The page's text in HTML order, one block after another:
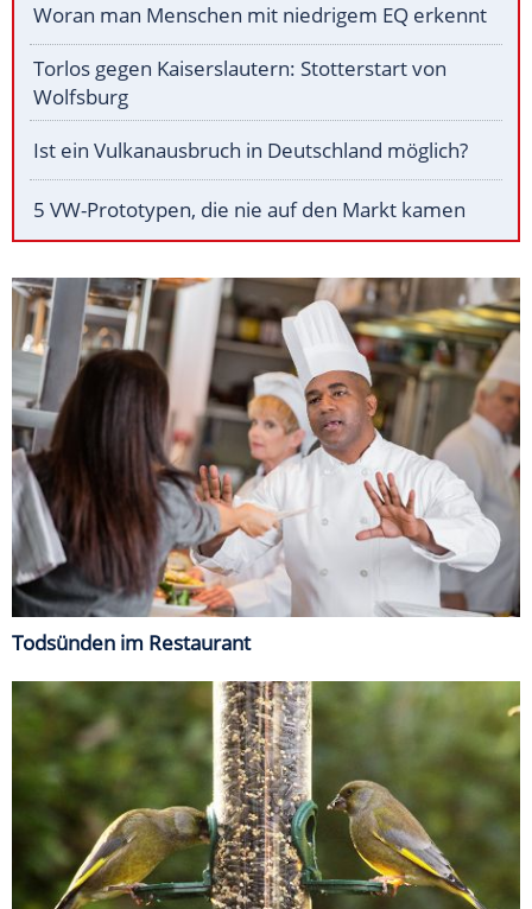
Woran man Menschen mit niedrigem EQ erkennt
Torlos gegen Kaiserslautern: Stotterstart von
Wolfsburg
Ist ein Vulkanausbruch in Deutschland möglich?
5 VW-Prototypen, die nie auf den Markt kamen
Todsünden im Restaurant